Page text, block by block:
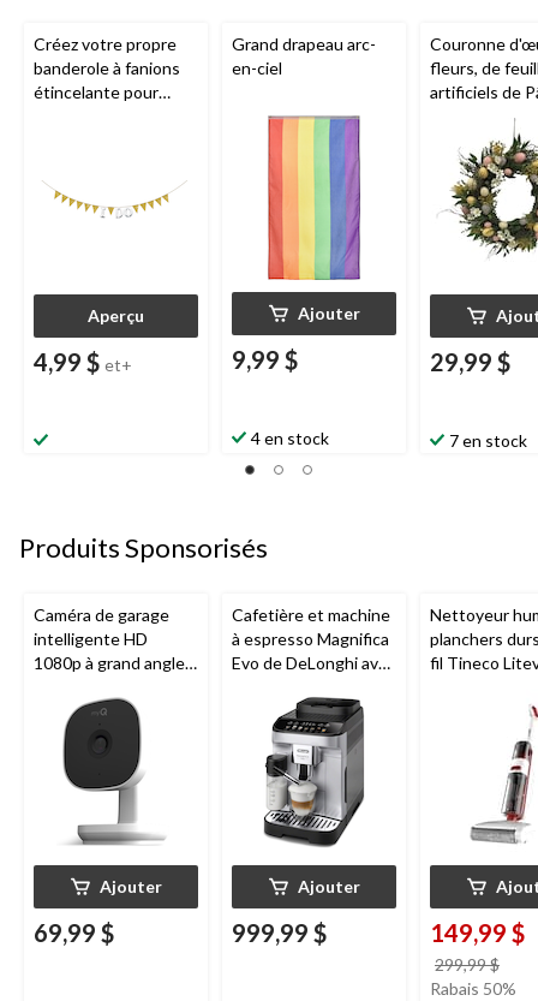
Créez votre propre
banderole à fanions
étincelante pour
Aperçu
4,99 $ et+
Grand drapeau arc-
en-ciel
Ajouter
9,99 $
4 en stock
Couronne
fleurs, de
artificiels de
29,99 $
7 en stock
Produits Sponsorisés
Caméra de garage
intelligente HD
1080p à grand angle
nocturne, résistante
aux intempéries
Ajouter
69,99 $
Cafetière et machine
à espresso Magnifica
Evo de DeLonghi avec
automatique
Ajouter
999,99 $
Nettoyeur
planchers
fil Tineco
149,99 $
299,99 $
était
Rabais 50%